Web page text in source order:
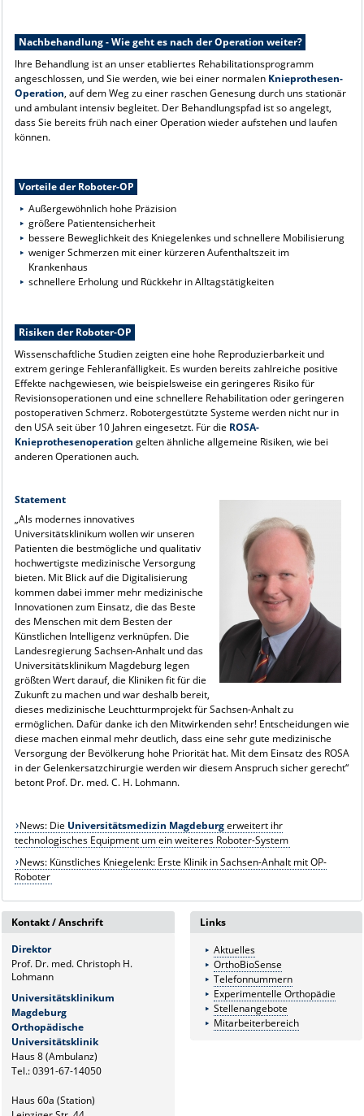
Nachbehandlung - Wie geht es nach der Operation weiter?
Ihre Behandlung ist an unser etabliertes Rehabilitationsprogramm
angeschlossen, und Sie werden, wie bei einer normalen Knieprothesen-
Operation, auf dem Weg zu einer raschen Genesung durch uns stationär
und ambulant intensiv begleitet. Der Behandlungspfad ist so angelegt,
dass Sie bereits früh nach einer Operation wieder aufstehen und laufen
können.
Vorteile der Roboter-OP
Außergewöhnlich hohe Präzision
größere Patientensicherheit
bessere Beweglichkeit des Kniegelenkes und schnellere Mobilisierung
weniger Schmerzen mit einer kürzeren Aufenthaltszeit im
Krankenhaus
schnellere Erholung und Rückkehr in Alltagstätigkeiten
Risiken der Roboter-OP
Wissenschaftliche Studien zeigten eine hohe Reproduzierbarkeit und
extrem geringe Fehleranfälligkeit. Es wurden bereits zahlreiche positive
Effekte nachgewiesen, wie beispielsweise ein geringeres Risiko für
Revisionsoperationen und eine schnellere Rehabilitation oder geringeren
postoperativen Schmerz. Robotergestützte Systeme werden nicht nur in
den USA seit über 10 Jahren eingesetzt. Für die ROSA-
Knieprothesenoperation gelten ähnliche allgemeine Risiken, wie bei
anderen Operationen auch.
Statement
„Als modernes innovatives
Universitätsklinikum wollen wir unseren
Patienten die bestmögliche und qualitativ
hochwertigste medizinische Versorgung
bieten. Mit Blick auf die Digitalisierung
kommen dabei immer mehr medizinische
Innovationen zum Einsatz, die das Beste
des Menschen mit dem Besten der
Künstlichen Intelligenz verknüpfen. Die
Landesregierung Sachsen-Anhalt und das
Universitätsklinikum Magdeburg legen
größten Wert darauf, die Kliniken fit für die
Zukunft zu machen und war deshalb bereit,
dieses medizinische Leuchtturmprojekt für Sachsen-Anhalt zu
ermöglichen. Dafür danke ich den Mitwirkenden sehr! Entscheidungen wie
diese machen einmal mehr deutlich, dass eine sehr gute medizinische
Versorgung der Bevölkerung hohe Priorität hat. Mit dem Einsatz des ROSA
in der Gelenkersatzchirurgie werden wir diesem Anspruch sicher gerecht“
betont Prof. Dr. med. C. H. Lohmann.
News: Die Universitätsmedizin Magdeburgerweitert ihr
technologisches Equipment um ein weiteres Roboter-System
News: Künstliches Kniegelenk: Erste Klinik in Sachsen-Anhalt mit OP-
Roboter
Kontakt / Anschrift
Direktor
Prof. Dr. med. Christoph H.
Lohmann
Universitätsklinikum
Magdeburg
Orthopädische
Universitätsklinik
Haus 8 (Ambulanz)
Tel.: 0391-67-14050
Haus 60a (Station)
Links
Aktuelles
OrthoBioSense
Telefonnummern
Experimentelle Orthopädie
Stellenangebote
Mitarbeiterbereich